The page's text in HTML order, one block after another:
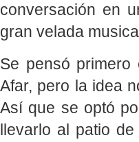
conversación en
gran velada
Se pensó
Afar, pero la idea
Así que se optó
llevarlo al patio